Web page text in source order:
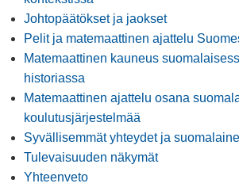
Johtopäätökset ja jaokset
Pelit ja matemaattinen ajattelu
Matemaattinen kauneus
historiassa
Matemaattinen ajattelu osana
koulutusjärjestelmää
Syvällisemmät yhteydet ja
Tulevaisuuden näkymät
Yhteenveto